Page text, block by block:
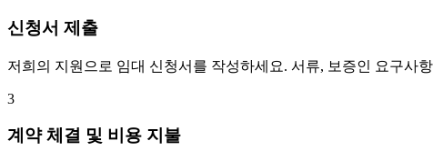
신청서 제출
저희의 지원으로 임대 신청서를 작성하세요. 서류, 보증인 요구사
3
계약 체결 및 비용 지불